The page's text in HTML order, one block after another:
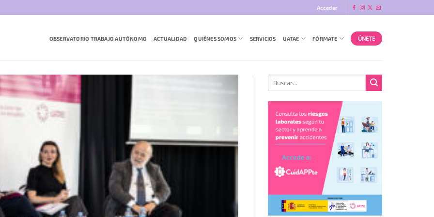
Acceder
OBSERVATORIO TRABAJO AUTÓNOMO ACTUALIDAD QUIÉNES SOMOS SERVICIOS UATAE FÓRMATE ÚNETE